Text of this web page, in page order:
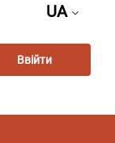
UA
Ввійти